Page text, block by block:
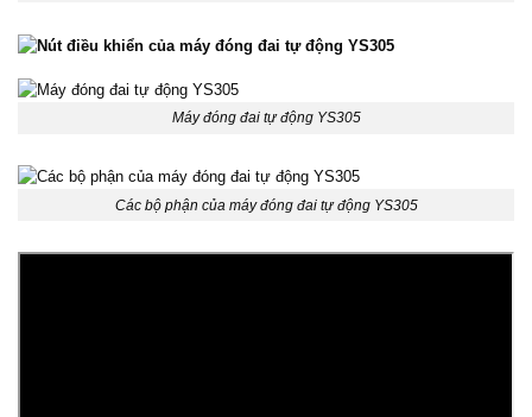
Máy đóng đai tự động YS305
Các bộ phận của máy đóng đai tự động YS305